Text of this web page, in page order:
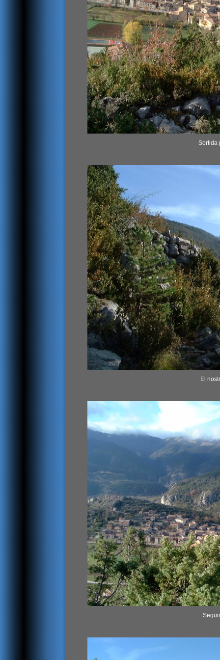
Sortida
El